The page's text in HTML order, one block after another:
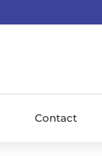
Contact